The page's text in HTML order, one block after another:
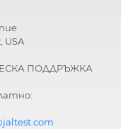
USA
ПОДДРЪЖКА